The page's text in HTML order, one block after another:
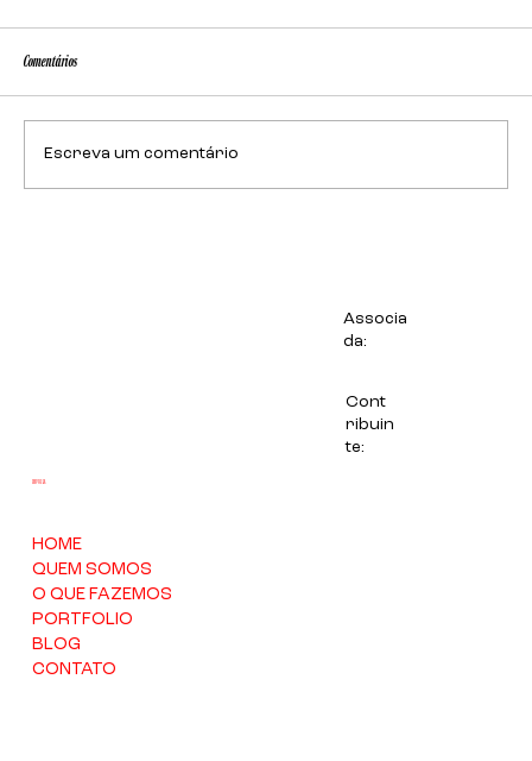
Comentários
Escreva um comentário
Associa
da:
Cont
ribuin
te:
HOME
QUEM SOMOS
O QUE FAZEMOS
PORTFOLIO
BLOG
CONTATO
EMPRESA